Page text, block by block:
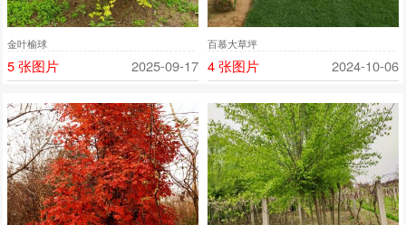
金叶榆球
5 张图片 2025-09-17
百慕大草坪
4 张图片 2024-10-06